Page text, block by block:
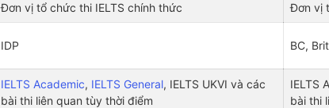
Đơn vị tổ chức thi IELTS chính thức Đơn vị
IDP BC,
IELTS Academic, IELTS General, IELTS UKVI và các
bài thi liên quan tùy thời điểm
IELTS
bài thi